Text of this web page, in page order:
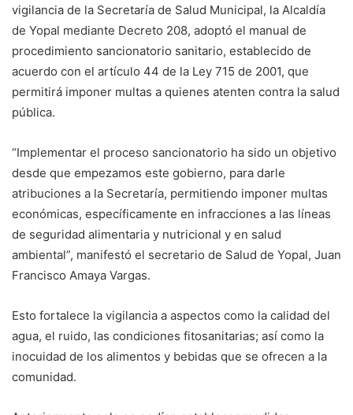
vigilancia de la Secretaría de Salud Municipal, la Alcaldía
de Yopal mediante Decreto 208, adoptó el manual de
procedimiento sancionatorio sanitario, establecido de
acuerdo con el artículo 44 de la Ley 715 de 2001, que
permitirá imponer multas a quienes atenten contra la salud
pública.
“Implementar el proceso sancionatorio ha sido un objetivo
desde que empezamos este gobierno, para darle
atribuciones a la Secretaría, permitiendo imponer multas
económicas, específicamente en infracciones a las líneas
de seguridad alimentaria y nutricional y en salud
ambiental”, manifestó el secretario de Salud de Yopal, Juan
Francisco Amaya Vargas.
Esto fortalece la vigilancia a aspectos como la calidad del
agua, el ruido, las condiciones fitosanitarias; así como la
inocuidad de los alimentos y bebidas que se ofrecen a la
comunidad.